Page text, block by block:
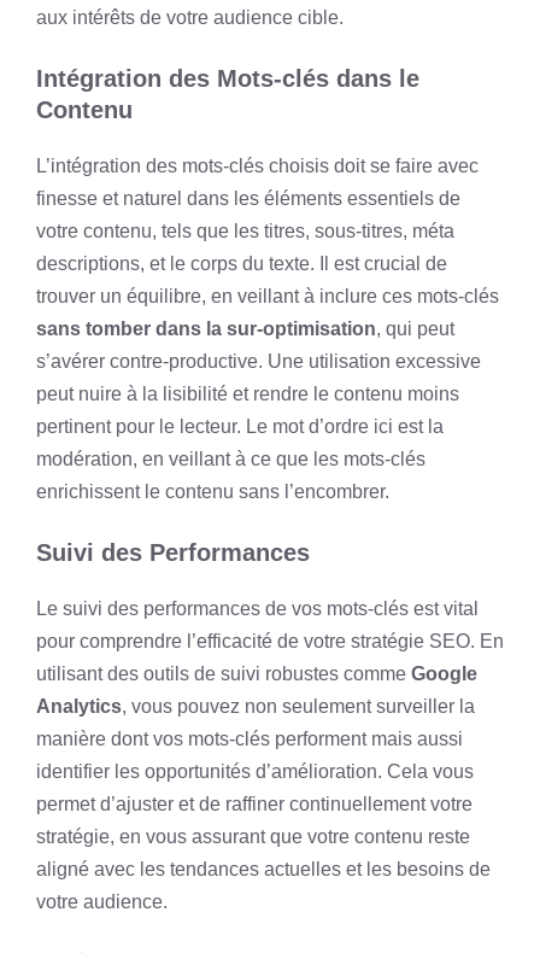
aux intérêts de votre audience cible.
Intégration des Mots-clés dans le
Contenu
L’intégration des mots-clés choisis doit se faire avec
finesse et naturel dans les éléments essentiels de
votre contenu, tels que les titres, sous-titres, méta
descriptions, et le corps du texte. Il est crucial de
trouver un équilibre, en veillant à inclure ces mots-clés
sans tomber dans la sur-optimisation, qui peut
s’avérer contre-productive. Une utilisation excessive
peut nuire à la lisibilité et rendre le contenu moins
pertinent pour le lecteur. Le mot d’ordre ici est la
modération, en veillant à ce que les mots-clés
enrichissent le contenu sans l’encombrer.
Suivi des Performances
Le suivi des performances de vos mots-clés est vital
pour comprendre l’efficacité de votre stratégie SEO. En
utilisant des outils de suivi robustes comme Google
Analytics, vous pouvez non seulement surveiller la
manière dont vos mots-clés performent mais aussi
identifier les opportunités d’amélioration. Cela vous
permet d’ajuster et de raffiner continuellement votre
stratégie, en vous assurant que votre contenu reste
aligné avec les tendances actuelles et les besoins de
votre audience.